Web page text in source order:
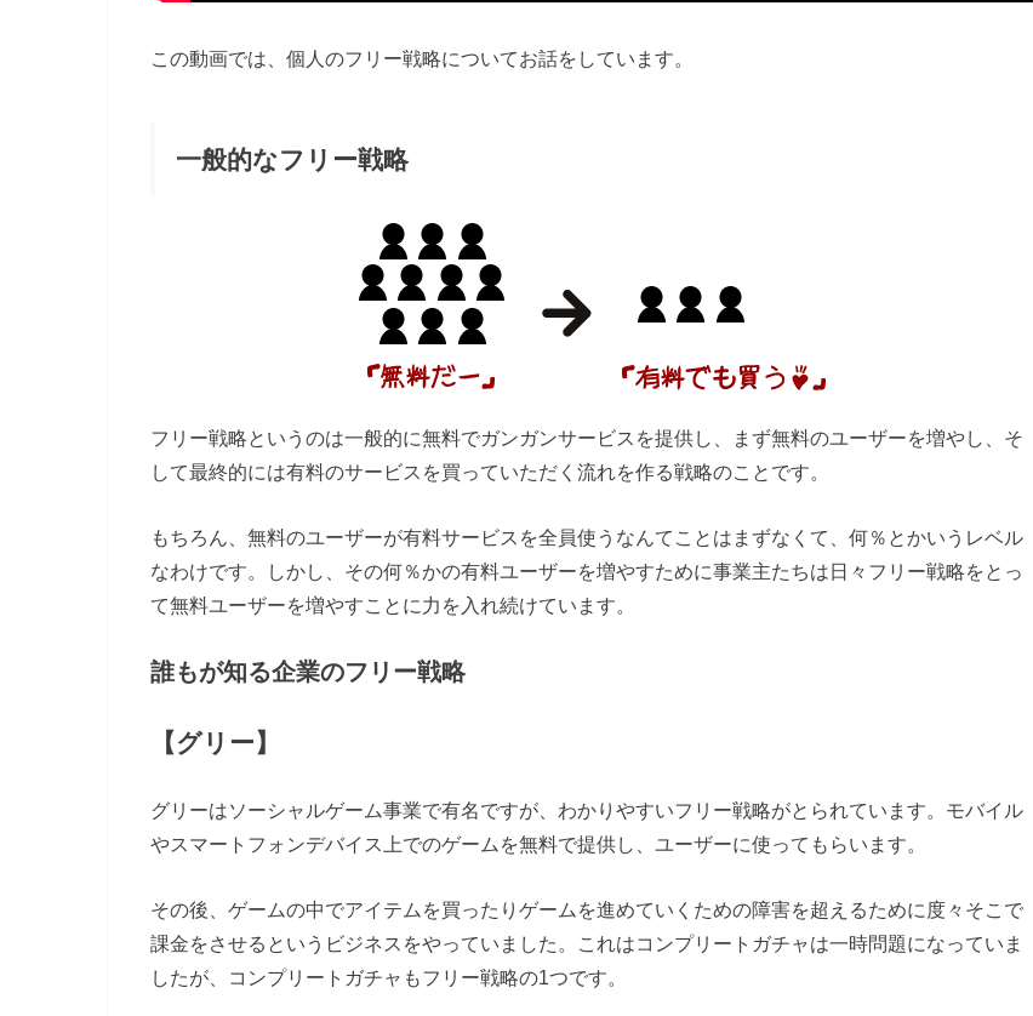
この動画では、個人のフリー戦略についてお話をしています。
一般的なフリー戦略
フリー戦略というのは一般的に無料でガンガンサービスを提供し、まず無料のユーザーを増やし、そ
して最終的には有料のサービスを買っていただく流れを作る戦略のことです。
もちろん、無料のユーザーが有料サービスを全員使うなんてことはまずなくて、何％とかいうレベル
なわけです。しかし、その何％かの有料ユーザーを増やすために事業主たちは日々フリー戦略をとっ
て無料ユーザーを増やすことに力を入れ続けています。
誰もが知る企業のフリー戦略
【グリー】
グリーはソーシャルゲーム事業で有名ですが、わかりやすいフリー戦略がとられています。モバイル
やスマートフォンデバイス上でのゲームを無料で提供し、ユーザーに使ってもらいます。
その後、ゲームの中でアイテムを買ったりゲームを進めていくための障害を超えるために度々そこで
課金をさせるというビジネスをやっていました。これはコンプリートガチャは一時問題になっていま
したが、コンプリートガチャもフリー戦略の1つです。